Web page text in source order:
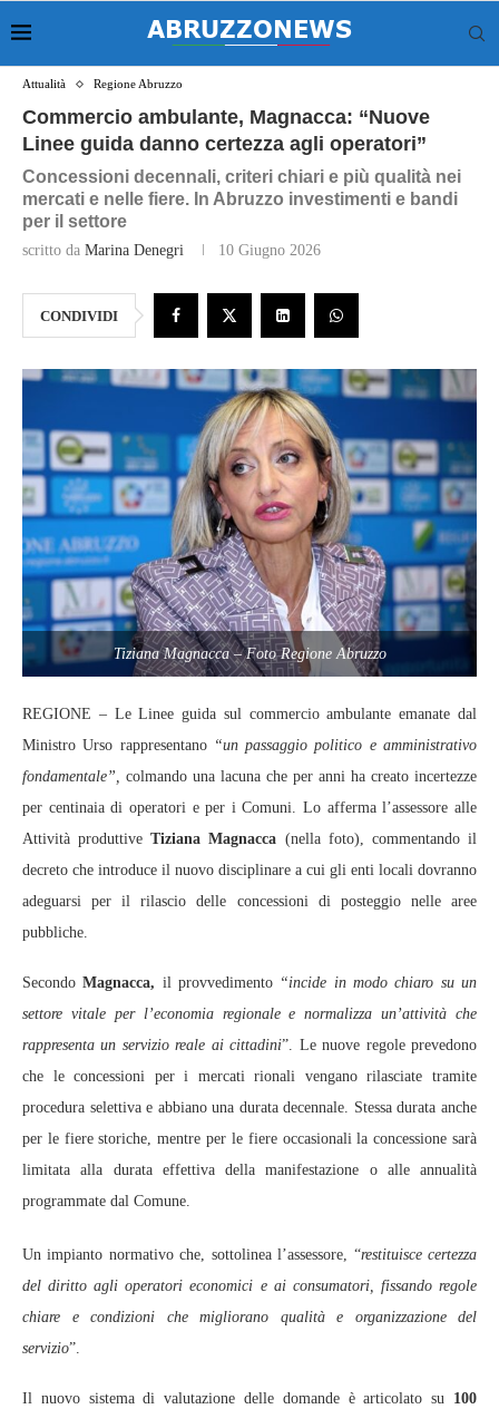
Attualità Regione Abruzzo
Commercio ambulante, Magnacca: “Nuove
Linee guida danno certezza agli operatori”
Concessioni decennali, criteri chiari e più qualità nei
mercati e nelle fiere. In Abruzzo investimenti e bandi
per il settore
scritto da Marina Denegri 10 Giugno 2026
CONDIVIDI
Tiziana Magnacca – Foto Regione Abruzzo
REGIONE – Le Linee guida sul commercio ambulante emanate dal
Ministro Urso rappresentano “un passaggio politico e amministrativo
fondamentale”, colmando una lacuna che per anni ha creato incertezze
per centinaia di operatori e per i Comuni. Lo afferma l’assessore alle
Attività produttiveTiziana Magnacca (nella foto), commentando il
decreto che introduce il nuovo disciplinare a cui gli enti locali dovranno
adeguarsi per il rilascio delle concessioni di posteggio nelle aree
pubbliche.
SecondoMagnacca, il provvedimento “incide in modo chiaro su un
settore vitale per l’economia regionale e normalizza un’attività che
rappresenta un servizio reale ai cittadini”. Le nuove regole prevedono
che le concessioni per i mercati rionali vengano rilasciate tramite
procedura selettiva e abbiano una durata decennale. Stessa durata anche
per le fiere storiche, mentre per le fiere occasionali la concessione sarà
limitata alla durata effettiva della manifestazione o alle annualità
programmate dal Comune.
Un impianto normativo che, sottolinea l’assessore, “restituisce certezza
del diritto agli operatori economici e ai consumatori, fissando regole
chiare e condizioni che migliorano qualità e organizzazione del
servizio”.
Il nuovo sistema di valutazione delle domande è articolato su 100